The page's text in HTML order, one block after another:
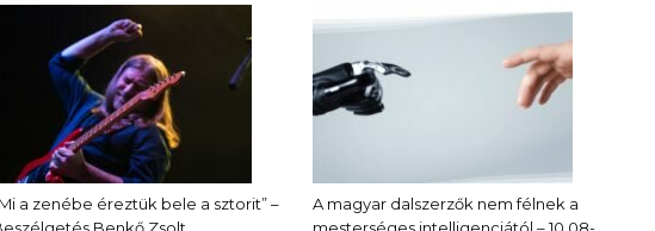
„Mi a zenébe éreztük bele a sztorit” –
A magyar dalszerzők nem félnek a